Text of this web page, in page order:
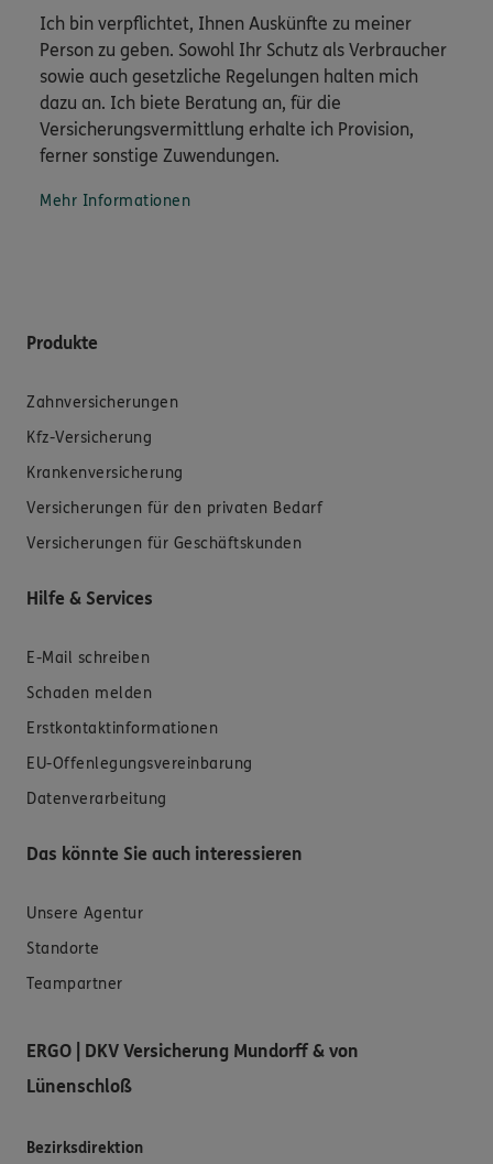
Ich bin verpflichtet, Ihnen Auskünfte zu meiner
Person zu geben. Sowohl Ihr Schutz als Verbraucher
sowie auch gesetzliche Regelungen halten mich
dazu an. Ich biete Beratung an, für die
Versicherungsvermittlung erhalte ich Provision,
ferner sonstige Zuwendungen.
Mehr Informationen
Produkte
Zahnversicherungen
Kfz-Versicherung
Krankenversicherung
Versicherungen für den privaten Bedarf
Versicherungen für Geschäftskunden
Hilfe & Services
E-Mail schreiben
Schaden melden
Erstkontaktinformationen
EU-Offenlegungsvereinbarung
Datenverarbeitung
Das könnte Sie auch interessieren
Unsere Agentur
Standorte
Teampartner
ERGO | DKV Versicherung Mundorff & von
Lünenschloß
Bezirksdirektion